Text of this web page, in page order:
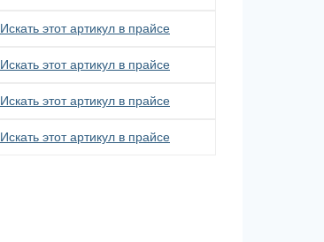
Искать этот артикул в прайсе
Искать этот артикул в прайсе
Искать этот артикул в прайсе
Искать этот артикул в прайсе